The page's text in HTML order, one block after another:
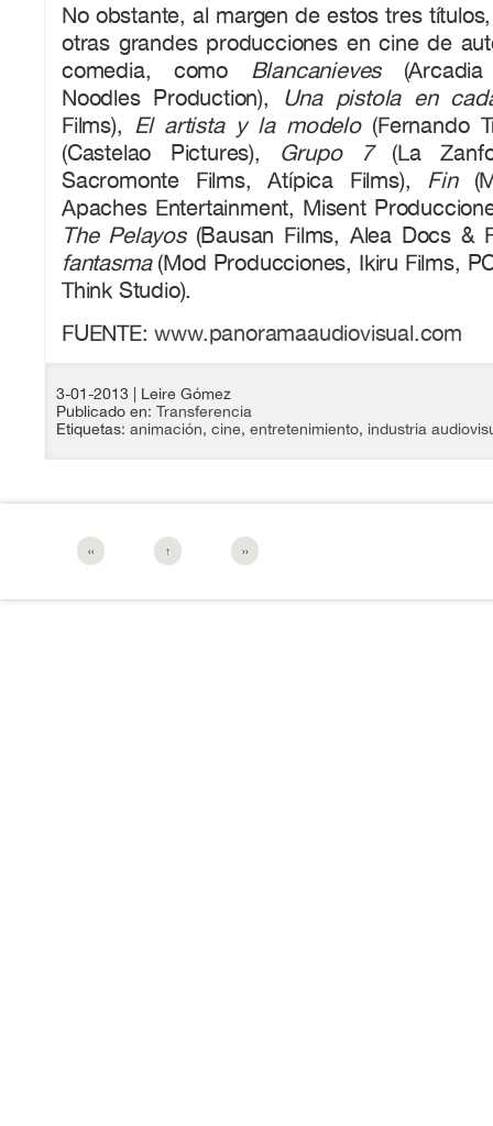
No obstante, al margen de estos tres
otras grandes producciones en cine de
comedia, como
Blancanieves(Arcadia
Noodles Production),
Una pistola en
Films), El artista y la modelo(Fernando
(Castelao Pictures), Grupo 7(La
Sacromonte Films, Atípica Films), Fin
Apaches Entertainment, Misent
The Pelayos(Bausan Films, Alea Docs &
fantasma(Mod Producciones, Ikiru Films,
Think Studio).
FUENTE:www.panoramaaudiovisual.com
3-01-2013
| Leire Gómez
Publicado en: Transferencia
Etiquetas: animación, cine, entretenimiento, industria
‹‹ ↑ ››